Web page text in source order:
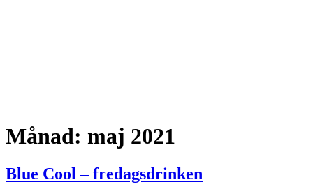
Månad: maj 2021
Blue Cool – fredagsdrinken